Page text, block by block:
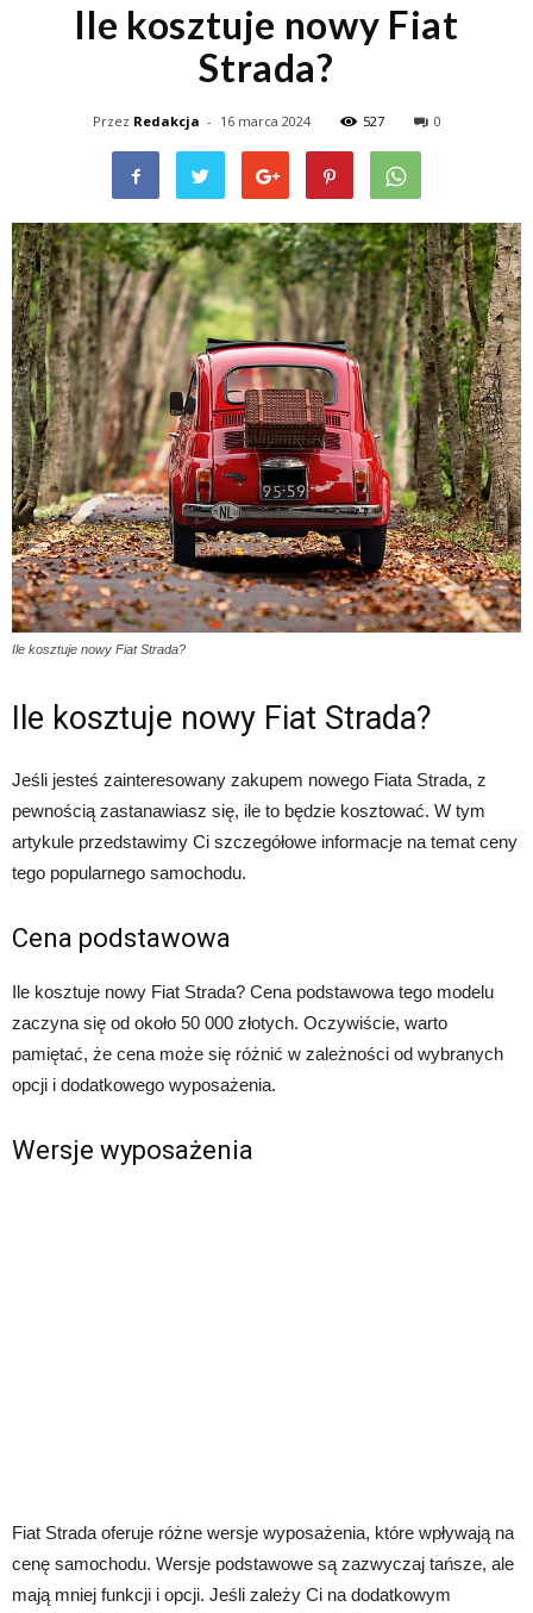
Ile kosztuje nowy Fiat
Strada?
Przez Redakcja - 16 marca 2024 527 0
Ile kosztuje nowy Fiat Strada?
Ile kosztuje nowy Fiat Strada?
Jeśli jesteś zainteresowany zakupem nowego Fiata Strada, z
pewnością zastanawiasz się, ile to będzie kosztować. W tym
artykule przedstawimy Ci szczegółowe informacje na temat ceny
tego popularnego samochodu.
Cena podstawowa
Ile kosztuje nowy Fiat Strada? Cena podstawowa tego modelu
zaczyna się od około 50 000 złotych. Oczywiście, warto
pamiętać, że cena może się różnić w zależności od wybranych
opcji i dodatkowego wyposażenia.
Wersje wyposażenia
Fiat Strada oferuje różne wersje wyposażenia, które wpływają na
cenę samochodu. Wersje podstawowe są zazwyczaj tańsze, ale
mają mniej funkcji i opcji. Jeśli zależy Ci na dodatkowym